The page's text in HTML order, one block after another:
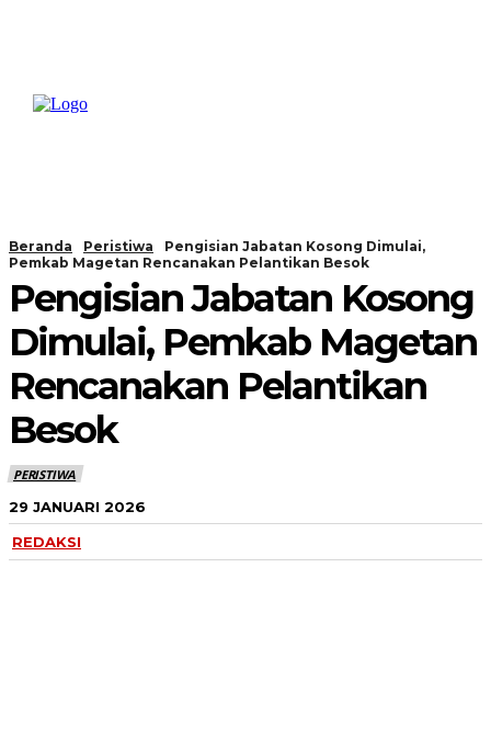
Beranda Peristiwa
Pengisian Jabatan Kosong Dimulai,
Pemkab Magetan Rencanakan Pelantikan Besok
Pengisian Jabatan Kosong
Dimulai, Pemkab Magetan
Rencanakan Pelantikan
Besok
PERISTIWA
29 JANUARI 2026
REDAKSI